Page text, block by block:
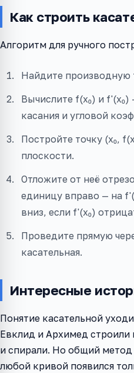
Как строить
Алгоритм для ручного
Найдите производную
Вычислите f(x₀) и
касания и угловой
Постройте точку (x₀,
плоскости.
Отложите от неё
единицу вправо — на
вниз, если f'(x₀)
Проведите прямую
касательная.
Интересные
Понятие касательной
Евклид и Архимед
и спирали. Но общий метод
любой кривой появился